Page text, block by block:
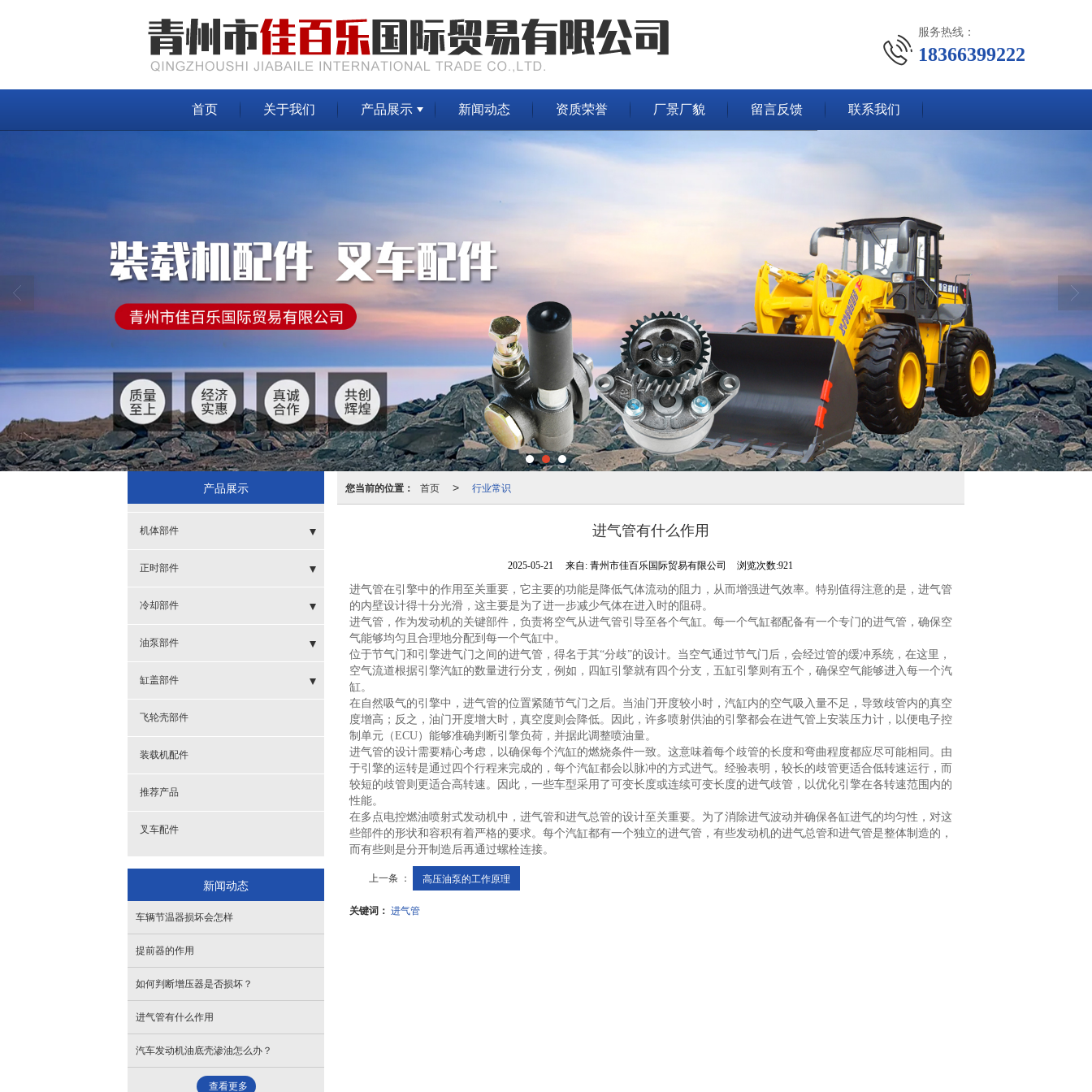
服务热线：
18366399222
首页 关于我们 产品展示 新闻动态 资质荣誉 厂景厂貌 留言反馈 联系我们
您当前的位置： 首页 > 行业常识
进气管有什么作用
2025-05-21 来自:青州市佳百乐国际贸易有限公司 浏览次数:921
进气管在引擎中的作用至关重要，它主要的功能是降低气体流动的阻力，从而增强进气效率。特别值得注意的是，进气管
的内壁设计得十分光滑，这主要是为了进一步减少气体在进入时的阻碍。
进气管，作为发动机的关键部件，负责将空气从进气管引导至各个气缸。每一个气缸都配备有一个专门的进气管，确保空
气能够均匀且合理地分配到每一个气缸中。
位于节气门和引擎进气门之间的进气管，得名于其“分歧”的设计。当空气通过节气门后，会经过管的缓冲系统，在这里，
空气流道根据引擎汽缸的数量进行分支，例如，四缸引擎就有四个分支，五缸引擎则有五个，确保空气能够进入每一个汽
缸。
在自然吸气的引擎中，进气管的位置紧随节气门之后。当油门开度较小时，汽缸内的空气吸入量不足，导致歧管内的真空
度增高；反之，油门开度增大时，真空度则会降低。因此，许多喷射供油的引擎都会在进气管上安装压力计，以便电子控
制单元（ECU）能够准确判断引擎负荷，并据此调整喷油量。
进气管的设计需要精心考虑，以确保每个汽缸的燃烧条件一致。这意味着每个歧管的长度和弯曲程度都应尽可能相同。由
于引擎的运转是通过四个行程来完成的，每个汽缸都会以脉冲的方式进气。经验表明，较长的歧管更适合低转速运行，而
较短的歧管则更适合高转速。因此，一些车型采用了可变长度或连续可变长度的进气歧管，以优化引擎在各转速范围内的
性能。
在多点电控燃油喷射式发动机中，进气管和进气总管的设计至关重要。为了消除进气波动并确保各缸进气的均匀性，对这
些部件的形状和容积有着严格的要求。每个汽缸都有一个独立的进气管，有些发动机的进气总管和进气管是整体制造的，
而有些则是分开制造后再通过螺栓连接。
上一条 ： 高压油泵的工作原理
关键词： 进气管
产品展示
机体部件
- SPT
- 缸套
- 呼吸器
- 活塞
- 活塞环
- 机体
- 滤杯
- 曲轴皮带轮
- 油底壳
正时部件
- 齿轮
- 齿轮室及盖
- 涨紧轮
冷却部件
- 风扇叶
- 节温器
- 节温器座盖
- 水泵
油泵部件
- 高压油泵
- 管子
- 提前器
缸盖部件
- 发电机起动机
- 发电机支架调节架
- 缸盖
- 进气管
- 摇臂总成
- 油封
飞轮壳部件
装载机配件
推荐产品
叉车配件
新闻动态
车辆节温器损坏会怎样
提前器的作用
如何判断增压器是否损坏？
进气管有什么作用
汽车发动机油底壳渗油怎么办？
查看更多